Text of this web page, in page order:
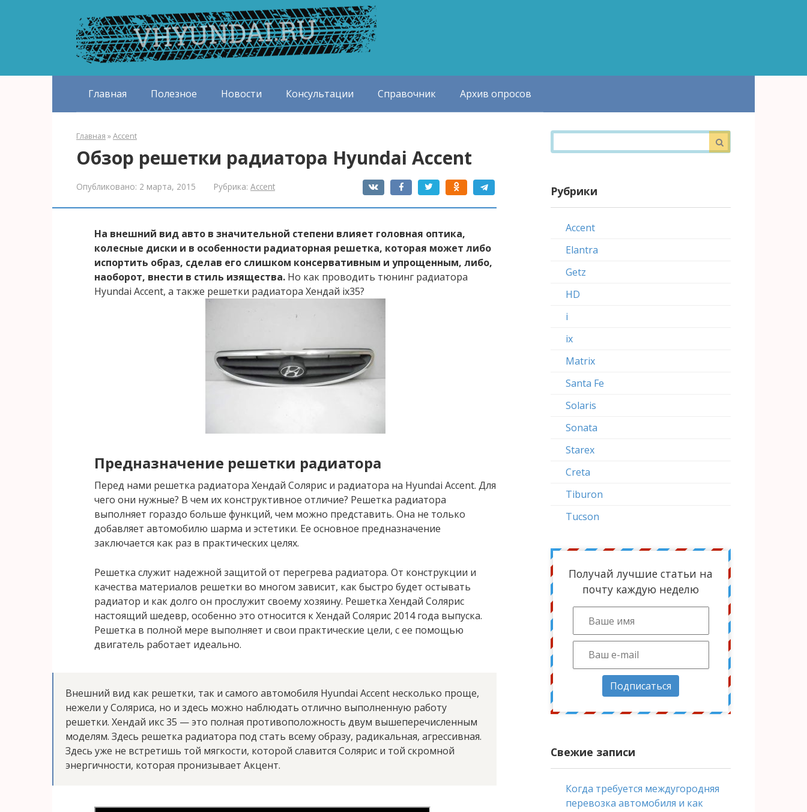
Главная Полезное Новости Консультации Справочник Архив опросов
Главная »Accent
Обзор решетки радиатора Hyundai Accent
Опубликовано: 2 марта, 2015 Рубрика: Accent
На внешний вид авто в значительной степени влияет головная оптика,
колесные диски и в особенности радиаторная решетка, которая может либо
испортить образ, сделав его слишком консервативным и упрощенным, либо,
наоборот, внести в стиль изящества. Но как проводить тюнинг радиатора
Hyundai Accent, а также решетки радиатора Хендай ix35?
Предназначение решетки радиатора
Перед нами решетка радиатора Хендай Солярис и радиатора на Hyundai Accent. Для
чего они нужные? В чем их конструктивное отличие? Решетка радиатора
выполняет гораздо больше функций, чем можно представить. Она не только
добавляет автомобилю шарма и эстетики. Ее основное предназначение
заключается как раз в практических целях.
Решетка служит надежной защитой от перегрева радиатора. От конструкции и
качества материалов решетки во многом зависит, как быстро будет остывать
радиатор и как долго он прослужит своему хозяину. Решетка Хендай Солярис
настоящий шедевр, особенно это относится к Хендай Солярис 2014 года выпуска.
Решетка в полной мере выполняет и свои практические цели, с ее помощью
двигатель работает идеально.
Внешний вид как решетки, так и самого автомобиля Hyundai Accent несколько проще,
нежели у Соляриса, но и здесь можно наблюдать отлично выполненную работу
решетки. Хендай икс 35 — это полная противоположность двум вышеперечисленным
моделям. Здесь решетка радиатора под стать всему образу, радикальная, агрессивная.
Здесь уже не встретишь той мягкости, которой славится Солярис и той скромной
энергичности, которая пронизывает Акцент.
Поиск:
Рубрики
Accent
Elantra
Getz
HD
i
ix
Matrix
Santa Fe
Solaris
Sonata
Starex
Creta
Tiburon
Tucson
Получай лучшие статьи на
почту каждую неделю
Подписаться
Свежие записи
Когда требуется междугородняя
перевозка автомобиля и как